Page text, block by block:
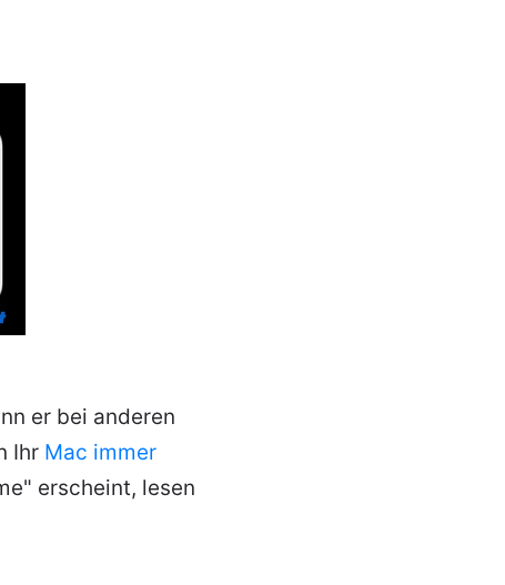
er bei anderen
Ihr Mac immer
erscheint, lesen